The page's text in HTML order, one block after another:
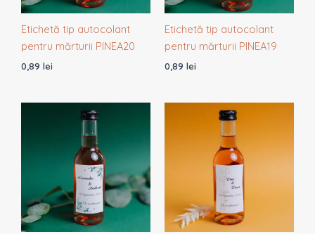
Etichetă tip autocolant
pentru mărturii PINEA20
0,89 lei
Etichetă tip autocolant
pentru mărturii PINEA19
0,89 lei